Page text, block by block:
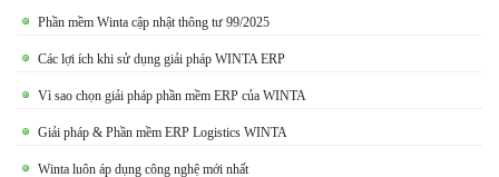
Phần mềm Winta cập nhật thông tư 99/2025
Các lợi ích khi sử dụng giải pháp WINTA ERP
Vì sao chọn giải pháp phần mềm ERP của WINTA
Giải pháp & Phần mềm ERP Logistics WINTA
Winta luôn áp dụng công nghệ mới nhất